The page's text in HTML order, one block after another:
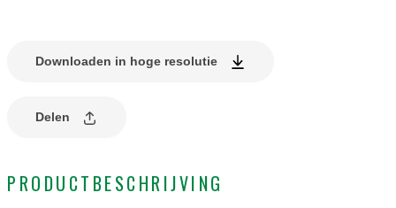
Downloaden in hoge resolutie
Delen
PRODUCTBESCHRIJVING